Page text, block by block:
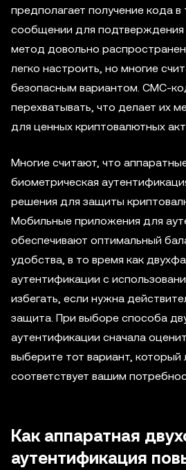
предполагает получение кода в
сообщении для подтверждения
метод довольно
легко настроить, но многие
безопасным вариантом. СМС-
перехватывать, что делает их
для ценных криптовалютных
Многие считают, что
биометрическая
решения для защиты
Мобильные приложения для
обеспечивают оптимальный
удобства, в то время как
аутентификации с
избегать, если нужна
защита. При выборе способа
аутентификации сначала
выберите тот вариант, который
соответствует вашим
Как аппаратная
аутентификация